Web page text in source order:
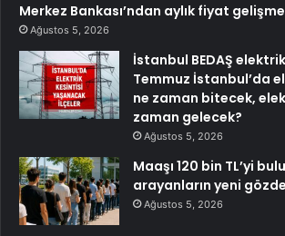
Merkez Bankası’ndan aylık fiyat
Ağustos 5, 2026
İstanbul BEDAŞ
Temmuz İstanbul’da
ne zaman bitecek,
zaman gelecek?
Ağustos 5, 2026
Maaşı 120 bin TL’yi
arayanların yeni
Ağustos 5, 2026